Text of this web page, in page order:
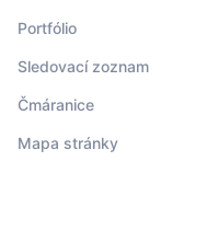
Portfólio
Sledovací zoznam
Čmáranice
Mapa stránky